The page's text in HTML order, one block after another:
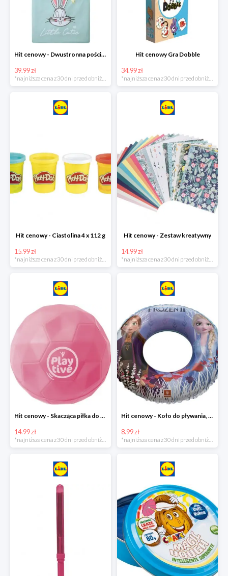
Hit cenowy - Dwustronna pościel z bawełny
39.99 zł
*najniższa cena z 30 dni przed obniżką
Hit cenowy Gra Dobble
34.99 zł
*najniższa cena z 30 dni przed obniżką
Hit cenowy - Ciastolina 4 x 112 g
15.99 zł
Hit cenowy - Zestaw kreatywny
14.99 zł
Hit cenowy - Skacząca piłka do wody lub superskacząca piłka
14.99 zł
*najniższa cena z 30 dni przed obniżką
Hit cenowy - Koło do pływania, rękawki lub piłka
8.99 zł
*najniższa cena z 30 dni przed obniżką